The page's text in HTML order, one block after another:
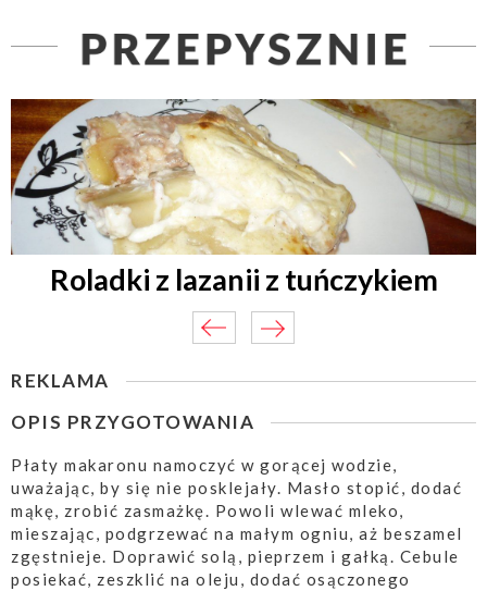
Roladki z lazanii z tuńczykiem
REKLAMA
OPIS PRZYGOTOWANIA
Płaty makaronu namoczyć w gorącej wodzie,
uważając, by się nie posklejały. Masło stopić, dodać
mąkę, zrobić zasmażkę. Powoli wlewać mleko,
mieszając, podgrzewać na małym ogniu, aż beszamel
zgęstnieje. Doprawić solą, pieprzem i gałką. Cebule
posiekać, zeszklić na oleju, dodać osączonego